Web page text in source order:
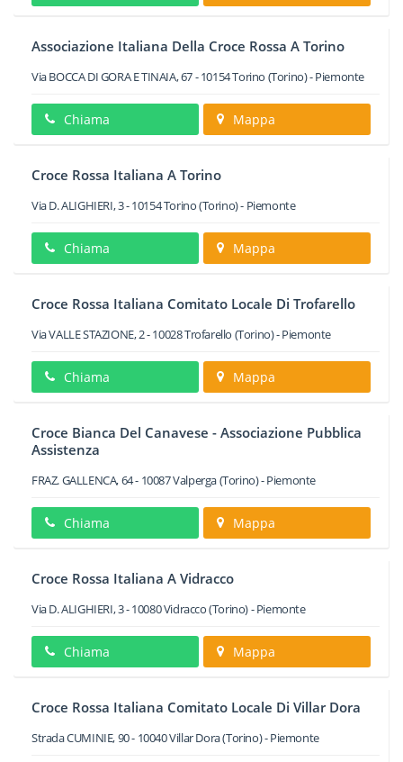
Associazione Italiana Della Croce Rossa A Torino
Via BOCCA DI GORA E TINAIA, 67-10154Torino (Torino) -Piemonte
Chiama Mappa
Croce Rossa Italiana A Torino
Via D. ALIGHIERI, 3-10154Torino(Torino) - Piemonte
Chiama Mappa
Croce Rossa Italiana Comitato Locale Di Trofarello
Via VALLE STAZIONE, 2-10028Trofarello (Torino) -Piemonte
Chiama Mappa
Croce Bianca Del Canavese - Associazione Pubblica
Assistenza
FRAZ. GALLENCA, 64- 10087Valperga(Torino) -Piemonte
Chiama Mappa
Croce Rossa Italiana A Vidracco
Via D. ALIGHIERI, 3-10080Vidracco(Torino) -Piemonte
Chiama Mappa
Croce Rossa Italiana Comitato Locale Di Villar Dora
Strada CUMINIE, 90- 10040Villar Dora(Torino) -Piemonte